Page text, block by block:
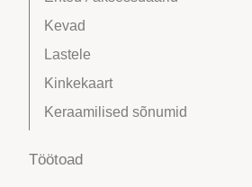
Kevad
Lastele
Kinkekaart
Keraamilised sõnumid
Töötoad